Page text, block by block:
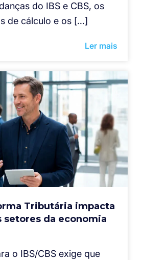
do IBS e CBS, os
de cálculo e os […]
Ler mais
Tributária impacta
setores da economia
o IBS/CBS exige que